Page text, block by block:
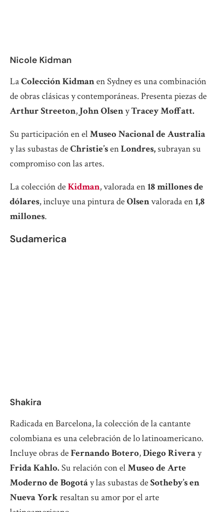
Nicole Kidman
LaColección Kidmanen Sydney es una combinación
de obras clásicas y contemporáneas. Presenta piezas de
Arthur Streeton,John OlsenyTracey Moffatt.
Su participación en elMuseo Nacional de Australia
y las subastas deChristie’senLondres,subrayan su
compromiso con las artes.
La colección deKidman, valorada en 18 millones de
dólares, incluye una pintura deOlsenvalorada en 1,8
millones.
Sudamerica
Shakira
Radicada en Barcelona, la colección de la cantante
colombiana es una celebración de lo latinoamericano.
Incluye obras deFernando Botero,Diego Riveray
Frida Kahlo.Su relación con elMuseo de Arte
Moderno de Bogotáy las subastas deSotheby’s en
Nueva Yorkresaltan su amor por el arte